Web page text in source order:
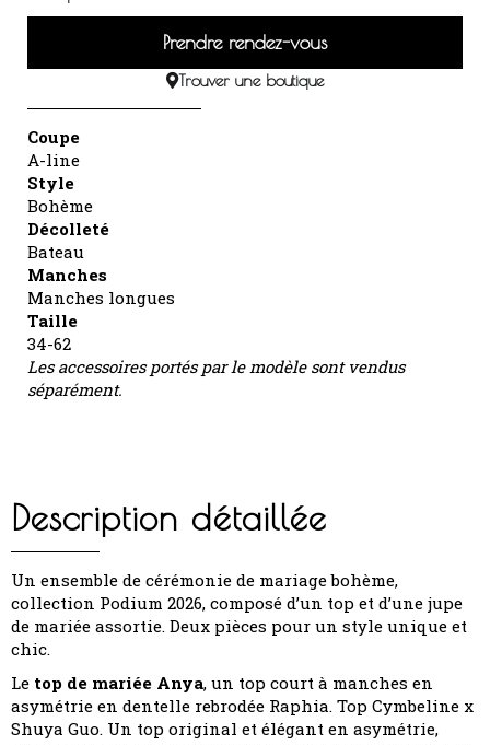
Prendre rendez-vous
Trouver une boutique
Coupe
A-line
Style
Bohème
Décolleté
Bateau
Manches
Manches longues
Taille
34-62
Les accessoires portés par le modèle sont vendus
séparément.
Description détaillée
Un ensemble de cérémonie de mariage bohème,
collection Podium 2026, composé d’un top et d’une jupe
de mariée assortie. Deux pièces pour un style unique et
chic.
Le top de mariée Anya, un top court à manches en
asymétrie en dentelle rebrodée Raphia. Top Cymbeline x
Shuya Guo. Un top original et élégant en asymétrie,